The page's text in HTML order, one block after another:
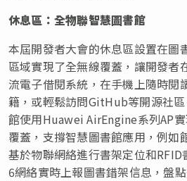
休息區：全物聯智慧圖書館
本屆開發者大會的休息區設置在圖
區域實現了全無線覆蓋，讓開發者
流電子借閱系統，在手機上隨時閱
籍，或輕鬆訪問GitHub等開源社
館使用Huawei AirEngine系列AP
覆蓋，支撐智慧圖書館應用，例如
基於物聯網絡進行書架定位和
6網絡實時上報圖書錯架信息，盤